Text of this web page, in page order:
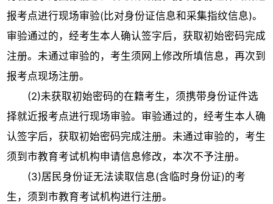
报考点进行现场审验(比对身份证信息和采集指纹信息)。
审验通过的，经考生本人确认签字后，获取初始密码完成
注册。未通过审验的，考生须网上修改所填信息，再次到
报考点现场注册。
(2)未获取初始密码的在籍考生，须携带身份证件选
择就近报考点进行现场审验。审验通过的，经考生本人确
认签字后，获取初始密码完成注册。未通过审验的，考生
须到市教育考试机构申请信息修改，本次不予注册。
(3)居民身份证无法读取信息(含临时身份证)的考
生，须到市教育考试机构进行注册。